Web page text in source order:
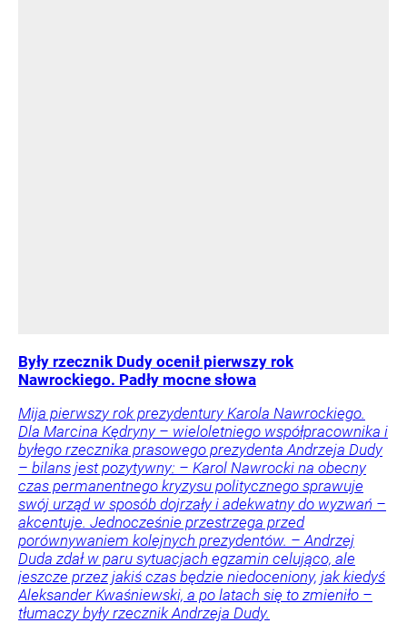
Były rzecznik Dudy ocenił pierwszy rok
Nawrockiego. Padły mocne słowa
Mija pierwszy rok prezydentury Karola Nawrockiego.
Dla Marcina Kędryny – wieloletniego współpracownika i
byłego rzecznika prasowego prezydenta Andrzeja Dudy
– bilans jest pozytywny: – Karol Nawrocki na obecny
czas permanentnego kryzysu politycznego sprawuje
swój urząd w sposób dojrzały i adekwatny do wyzwań –
akcentuje. Jednocześnie przestrzega przed
porównywaniem kolejnych prezydentów. – Andrzej
Duda zdał w paru sytuacjach egzamin celująco, ale
jeszcze przez jakiś czas będzie niedoceniony, jak kiedyś
Aleksander Kwaśniewski, a po latach się to zmieniło –
tłumaczy były rzecznik Andrzeja Dudy.